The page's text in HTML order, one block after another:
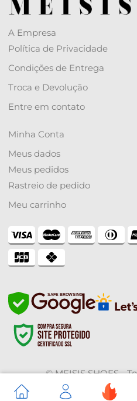
A Empresa
Política de Privacidade
Condições de Entrega
Troca e Devolução
Entre em contato
Minha Conta
Meus dados
Meus pedidos
Rastreio de pedido
Meu carrinho
SAFE BROWSING
© MEISIS SHOES -